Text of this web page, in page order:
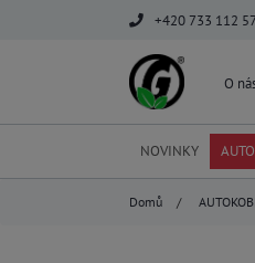
+420 733 112
O
NOVINKY
Domů /